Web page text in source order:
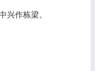
兴作栋梁。